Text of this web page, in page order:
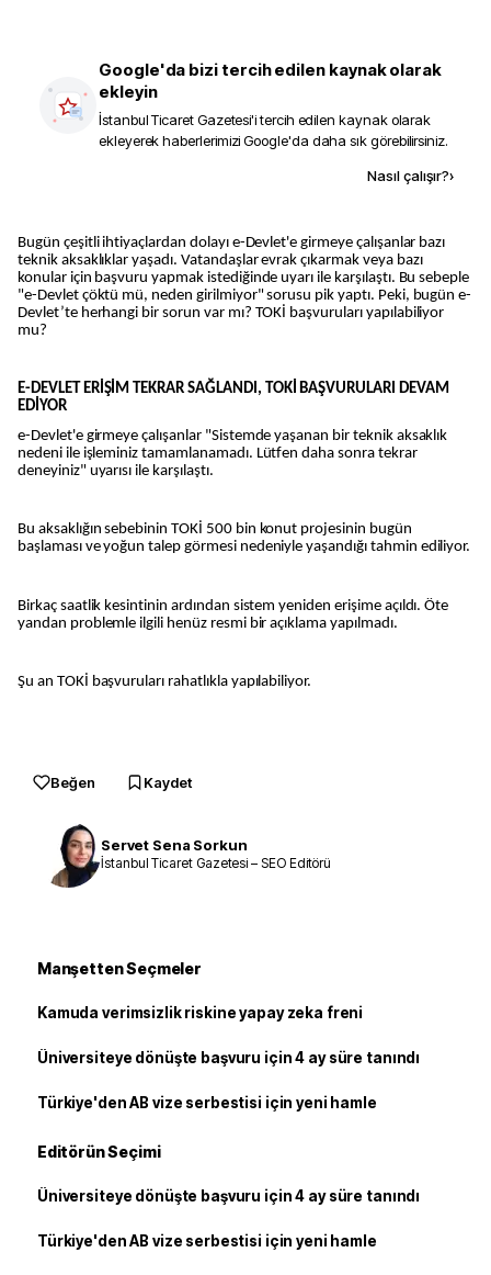
Google'da bizi tercih edilen kaynak olarak
ekleyin
İstanbul Ticaret Gazetesi'i tercih edilen kaynak olarak
ekleyerek haberlerimizi Google'da daha sık görebilirsiniz.
Nasıl çalışır?›
Bugün çeşitli ihtiyaçlardan dolayı e-Devlet'e girmeye çalışanlar bazı
teknik aksaklıklar yaşadı. Vatandaşlar evrak çıkarmak veya bazı
konular için başvuru yapmak istediğinde uyarı ile karşılaştı. Bu sebeple
"e-Devlet çöktü mü, neden girilmiyor" sorusu pik yaptı. Peki, bugün e-
Devlet’te herhangi bir sorun var mı? TOKİ başvuruları yapılabiliyor
mu?
E-DEVLET ERİŞİM TEKRAR SAĞLANDI, TOKİ BAŞVURULARI DEVAM
EDİYOR
e-Devlet'e girmeye çalışanlar "Sistemde yaşanan bir teknik aksaklık
nedeni ile işleminiz tamamlanamadı. Lütfen daha sonra tekrar
deneyiniz" uyarısı ile karşılaştı.
Bu aksaklığın sebebinin TOKİ 500 bin konut projesinin bugün
başlaması ve yoğun talep görmesi nedeniyle yaşandığı tahmin ediliyor.
Birkaç saatlik kesintinin ardından sistem yeniden erişime açıldı. Öte
yandan problemle ilgili henüz resmi bir açıklama yapılmadı.
Şu an TOKİ başvuruları rahatlıkla yapılabiliyor.
Beğen Kaydet
Servet Sena Sorkun
İstanbul Ticaret Gazetesi – SEO Editörü
Manşetten Seçmeler
Kamuda verimsizlik riskine yapay zeka freni
Üniversiteye dönüşte başvuru için 4 ay süre tanındı
Türkiye'den AB vize serbestisi için yeni hamle
Editörün Seçimi
Üniversiteye dönüşte başvuru için 4 ay süre tanındı
Türkiye'den AB vize serbestisi için yeni hamle